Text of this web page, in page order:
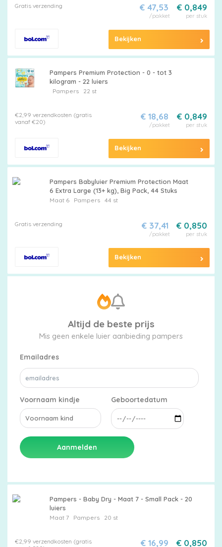
Gratis verzending € 0,849
per stuk
€ 47,53
/pakket
Bekijken
Pampers Premium Protection - 0 - tot 3
kilogram - 22 luiers
Pampers22 st
€2,99 verzendkosten (gratis
vanaf €20)
€ 0,849
per stuk
€ 18,68
/pakket
Bekijken
Pampers Babyluier Premium Protection Maat
6 Extra Large (13+ kg), Big Pack, 44 Stuks
Maat 6 Pampers44 st
Gratis verzending € 0,850
per stuk
€ 37,41
/pakket
Bekijken
Altijd de beste prijs
Mis geen enkele luier aanbieding pampers
Emailadres
Voornaam kindje Geboortedatum
Aanmelden
Pampers - Baby Dry - Maat 7 - Small Pack - 20
luiers
Maat 7 Pampers20 st
€2,99 verzendkosten (gratis
€ 0,850
€ 16,99